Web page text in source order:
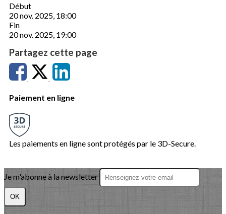
Début
20 nov. 2025, 18:00
Fin
20 nov. 2025, 19:00
Partagez cette page
Paiement en ligne
Les paiements en ligne sont protégés par le 3D-Secure.
Je m'abonne à la newsletter
OK